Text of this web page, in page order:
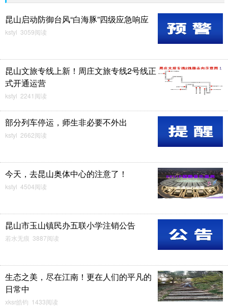
昆山启动防御台风“白海豚”四级应急响应
kstyl 3059阅读
昆山文旅专线上新！周庄文旅专线2号线正
式开通运营
kstyl 2241阅读
部分列车停运，师生非必要不外出
kstyl 2662阅读
今天，去昆山奥体中心的注意了！
kstyl 4504阅读
昆山市玉山镇民办五联小学注销公告
若水无痕 3887阅读
生态之美，尽在江南！更在人们的平凡的
日常中
xksr皓钧 1433阅读